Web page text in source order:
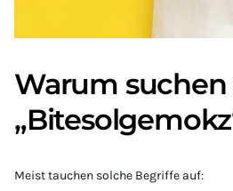
Warum suchen
Meist tauchen solche Begriffe auf: